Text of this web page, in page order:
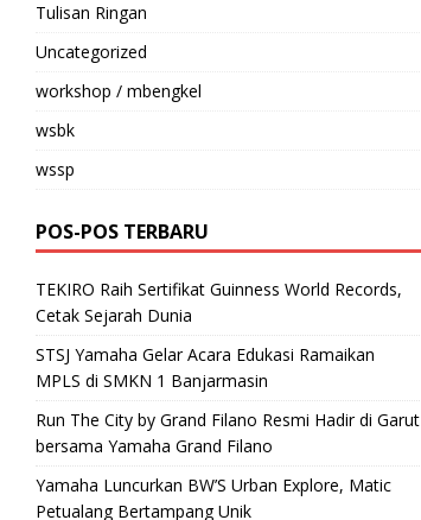
Tulisan Ringan
Uncategorized
workshop / mbengkel
wsbk
wssp
POS-POS TERBARU
TEKIRO Raih Sertifikat Guinness World Records,
Cetak Sejarah Dunia
STSJ Yamaha Gelar Acara Edukasi Ramaikan
MPLS di SMKN 1 Banjarmasin
Run The City by Grand Filano Resmi Hadir di Garut
bersama Yamaha Grand Filano
Yamaha Luncurkan BW’S Urban Explore, Matic
Petualang Bertampang Unik